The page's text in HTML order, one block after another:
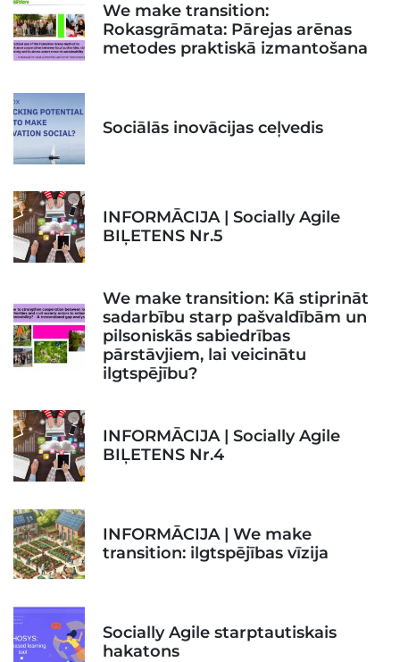
We make transition:
Rokasgrāmata: Pārejas arēnas
metodes praktiskā izmantošana
Sociālās inovācijas ceļvedis
INFORMĀCIJA | Socially Agile
BIĻETENS Nr.5
We make transition: Kā stiprināt
sadarbību starp pašvaldībām un
pilsoniskās sabiedrības
pārstāvjiem, lai veicinātu
ilgtspējību?
INFORMĀCIJA | Socially Agile
BIĻETENS Nr.4
INFORMĀCIJA | We make
transition: ilgtspējības vīzija
Socially Agile starptautiskais
hakatons